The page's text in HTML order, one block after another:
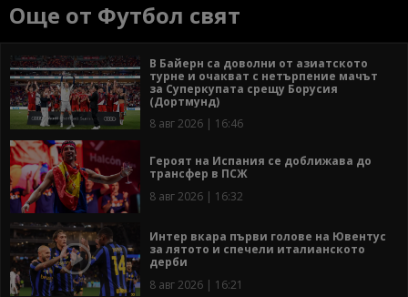
Още от Футбол свят
В Байерн са доволни от азиатското
турне и очакват с нетърпение мачът
за Суперкупата срещу Борусия
(Дортмунд)
8 авг 2026 | 16:46
Героят на Испания се доближава до
трансфер в ПСЖ
8 авг 2026 | 16:32
Интер вкара първи голове на Ювентус
за лятото и спечели италианското
дерби
8 авг 2026 | 16:21